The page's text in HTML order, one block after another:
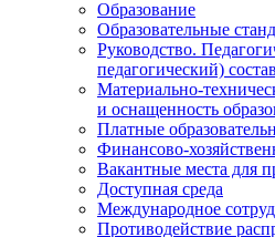
Образование
Образовательные
Руководство.
педагогический)
Материально-
и оснащенность
Платные
Финансово-
Вакантные места для
Доступная среда
Международное
Противодействие